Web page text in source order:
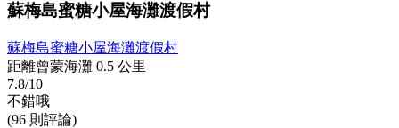
蘇梅島蜜糖小屋海灘渡假村
蘇梅島蜜糖小屋海灘渡假村
距離曾蒙海灘 0.5 公里
7.8/10
不錯哦
(96 則評論)